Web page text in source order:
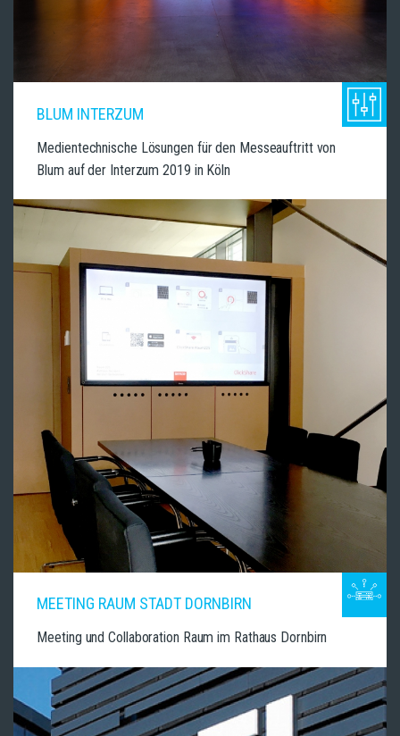
BLUM INTERZUM
Medientechnische Lösungen für den Messeauftritt von
Blum auf der Interzum 2019 in Köln
MEETING RAUM STADT DORNBIRN
Meeting und Collaboration Raum im Rathaus Dornbirn